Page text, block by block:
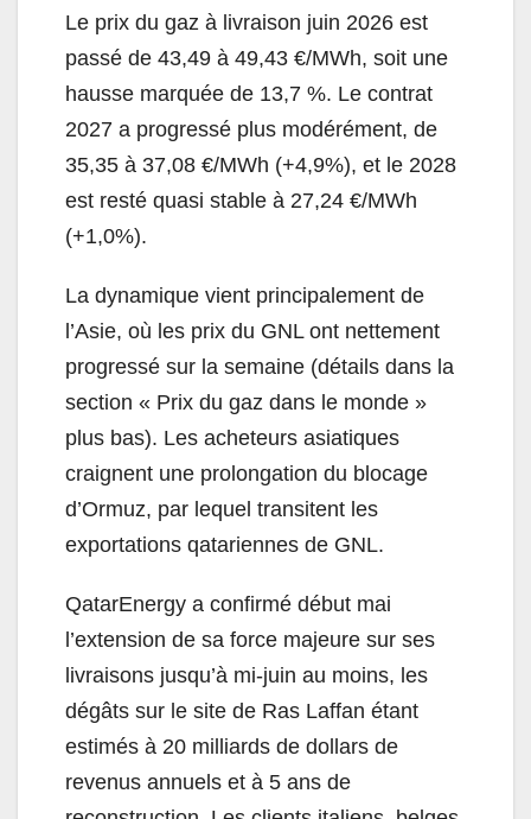
Le prix du gaz à livraison juin 2026 est
passé de 43,49 à 49,43 €/MWh, soit une
hausse marquée de 13,7 %. Le contrat
2027 a progressé plus modérément, de
35,35 à 37,08 €/MWh (+4,9%), et le 2028
est resté quasi stable à 27,24 €/MWh
(+1,0%).
La dynamique vient principalement de
l’Asie, où les prix du GNL ont nettement
progressé sur la semaine (détails dans la
section « Prix du gaz dans le monde »
plus bas). Les acheteurs asiatiques
craignent une prolongation du blocage
d’Ormuz, par lequel transitent les
exportations qatariennes de GNL.
QatarEnergy a confirmé début mai
l’extension de sa force majeure sur ses
livraisons jusqu’à mi-juin au moins, les
dégâts sur le site de Ras Laffan étant
estimés à 20 milliards de dollars de
revenus annuels et à 5 ans de